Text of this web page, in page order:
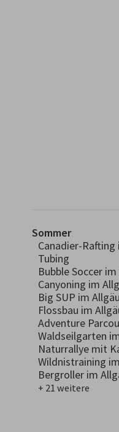
Sommer
Canadier-Rafting
Tubing
Bubble Soccer
Canyoning im
Big SUP im Allgäu
Flossbau im
Adventure
Waldseilgarten
Naturrallye mit
Wildnistraining
Bergroller im
+ 21 weitere